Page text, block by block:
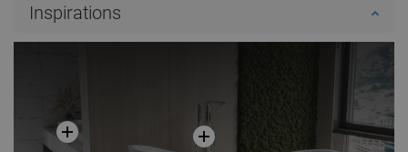
Inspirations